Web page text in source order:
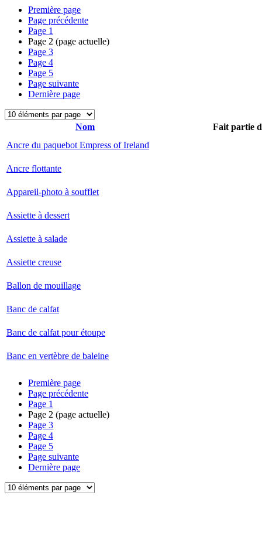
Première page
Page précédente
Page 1
Page 2 (page actuelle)
Page 3
Page 4
Page 5
Page suivante
Dernière page
Nom
Fait partie
Ancre du paquebot Empress of Ireland
Ancre flottante
Appareil-photo à soufflet
Assiette à dessert
Assiette à salade
Assiette creuse
Ballon de mouillage
Banc de calfat
Banc de calfat pour étoupe
Banc en vertèbre de baleine
Première page
Page précédente
Page 1
Page 2 (page actuelle)
Page 3
Page 4
Page 5
Page suivante
Dernière page